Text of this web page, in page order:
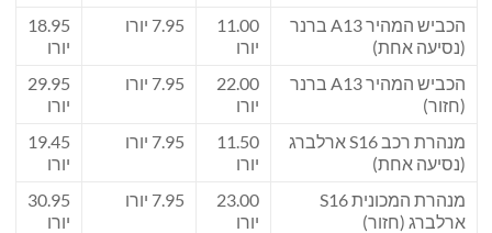
הכביש המהיר A13 ברנר
(נסיעה אחת)
11.00
יורו
7.95 יורו
18.95
יורו
הכביש המהיר A13 ברנר
(חזור)
22.00
יורו
7.95 יורו
29.95
יורו
מנהרת רכב S16 ארלברג
(נסיעה אחת)
11.50
יורו
7.95 יורו
19.45
יורו
מנהרת המכונית S16
ארלברג (חזור)
23.00
יורו
7.95 יורו
30.95
יורו